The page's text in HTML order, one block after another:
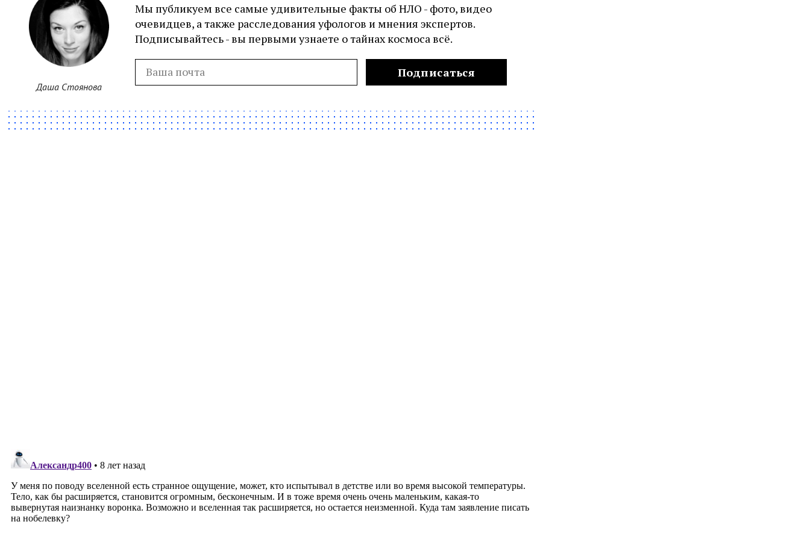
Даша Стоянова
Мы публикуем все самые удивительные факты об НЛО - фото, видео
очевидцев, а также расследования уфологов и мнения экспертов.
Подписывайтесь - вы первыми узнаете о тайнах космоса всё.
Подписаться